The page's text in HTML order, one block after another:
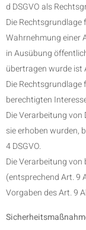
d DSGVO als
Die
Wahrnehmung einer
in Ausübung
übertragen wurde ist
Die
berechtigten
Die Verarbeitung von
sie erhoben wurden,
4 DSGVO.
Die Verarbeitung
(entsprechend Art. 9
Vorgaben des Art. 9